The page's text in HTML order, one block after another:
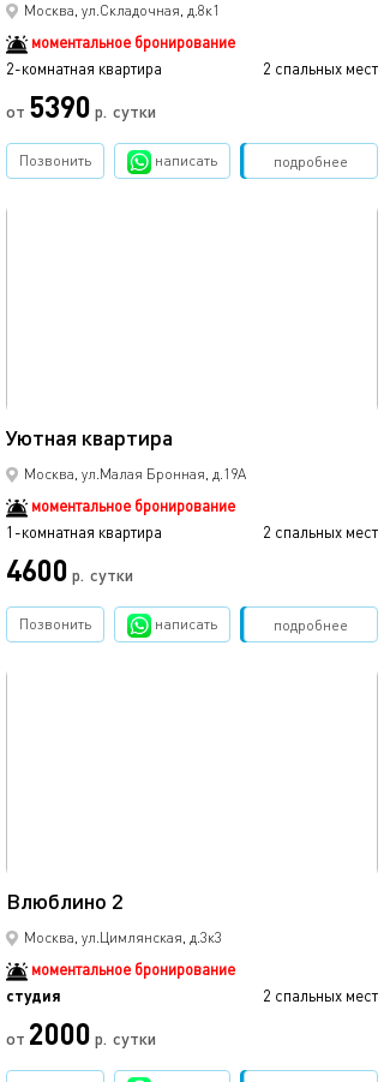
Москва, ул.Складочная, д.8к1
моментальное бронирование
2-комнатная квартира
2 спальных мест
от 5390 р. сутки
подробнее
Позвонить написать Забронировать
Уютная квартира
Москва, ул.Малая Бронная, д.19А
моментальное бронирование
1-комнатная квартира
2 спальных мест
4600 р. сутки
подробнее
Позвонить написать Забронировать
Влюблино 2
Москва, ул.Цимлянская, д.3к3
моментальное бронирование
студия
2 спальных мест
от 2000 р. сутки